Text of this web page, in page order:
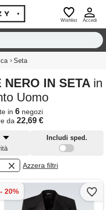
Wishlist Accedi
› Seta
NERO IN SETA in
Uomo
in 6 negozi
da 22,69 €
Includi sped.
Azzera filtri